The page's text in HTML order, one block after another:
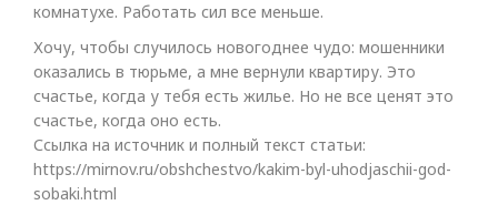
комнатухе. Работать сил все меньше.
Хочу, чтобы случилось новогоднее чудо: мошенники
оказались в тюрьме, а мне вернули квартиру. Это
счастье, когда у тебя есть жилье. Но не все ценят это
счастье, когда оно есть.
Ссылка на источник и полный текст статьи:
https://mirnov.ru/obshchestvo/kakim-byl-uhodjaschii-god-
sobaki.html